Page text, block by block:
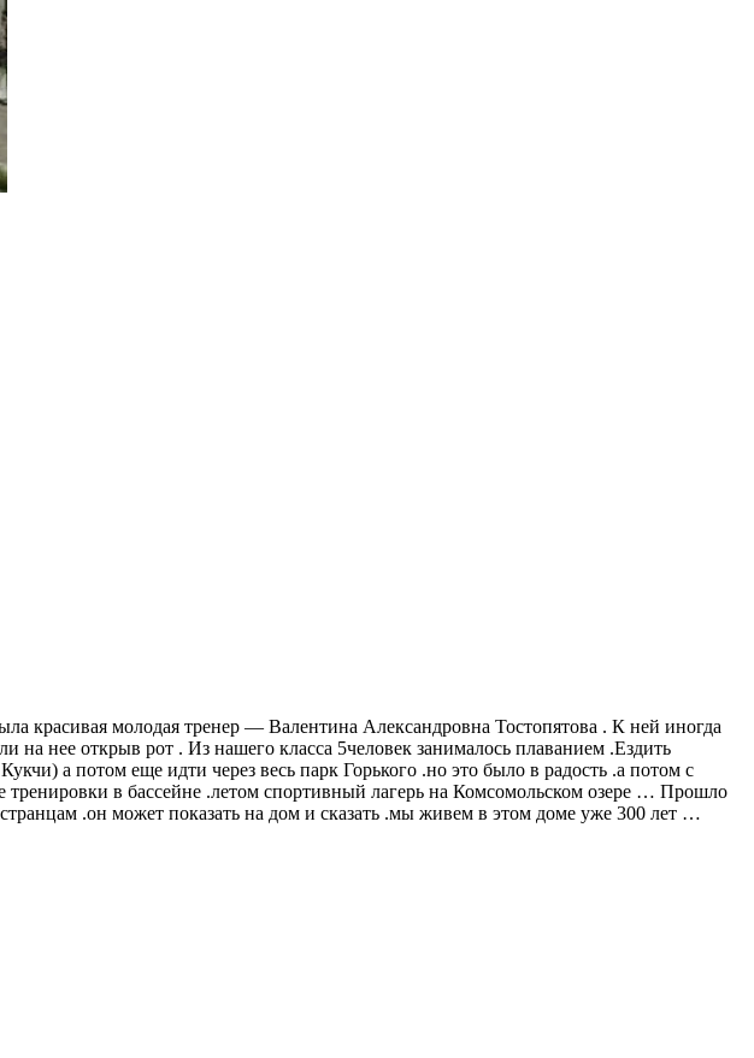
красивая молодая тренер — Валентина Александровна Тостопятова . К ней иногда
нее открыв рот . Из нашего класса 5человек занималось плаванием .Ездить
а потом еще идти через весь парк Горького .но это было в радость .а потом с
тренировки в бассейне .летом спортивный лагерь на Комсомольском озере … Прошло
.он может показать на дом и сказать .мы живем в этом доме уже 300 лет …